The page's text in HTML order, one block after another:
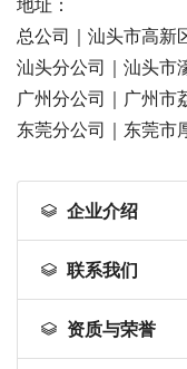
总公司｜汕头市高新
汕头分公司｜汕头市
广州分公司｜广州
东莞分公司｜东莞市
企业介绍
联系我们
资质与荣誉